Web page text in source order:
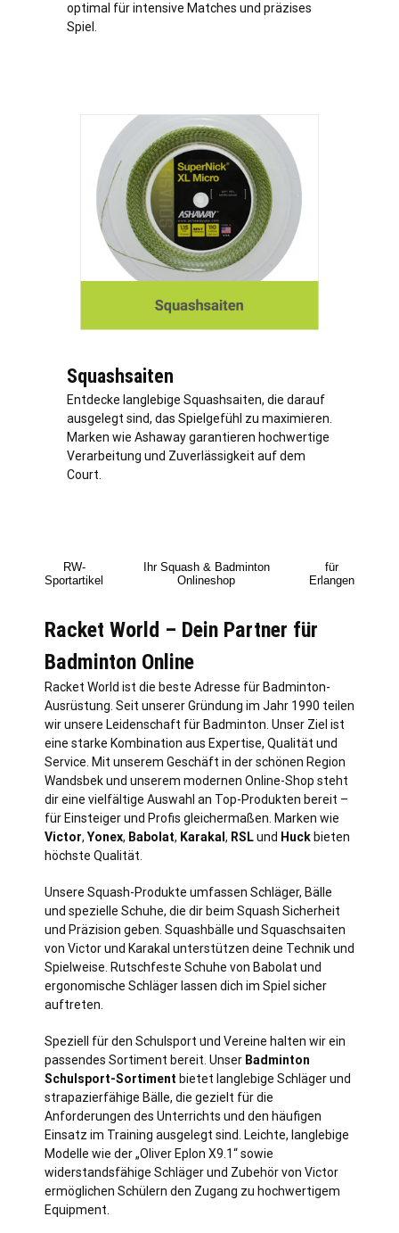
optimal für intensive Matches und präzises
Spiel.
Squashsaiten
Entdecke langlebige Squashsaiten, die darauf
ausgelegt sind, das Spielgefühl zu maximieren.
Marken wie Ashaway garantieren hochwertige
Verarbeitung und Zuverlässigkeit auf dem
Court.
RW-
Sportartikel
Ihr Squash & Badminton
Onlineshop
für
Erlangen
Racket World – Dein Partner für
Badminton Online
Racket World ist die beste Adresse für Badminton-
Ausrüstung. Seit unserer Gründung im Jahr 1990 teilen
wir unsere Leidenschaft für Badminton. Unser Ziel ist
eine starke Kombination aus Expertise, Qualität und
Service. Mit unserem Geschäft in der schönen Region
Wandsbek und unserem modernen Online-Shop steht
dir eine vielfältige Auswahl an Top-Produkten bereit –
für Einsteiger und Profis gleichermaßen. Marken wie
Victor, Yonex, Babolat, Karakal , RSLund Huck bieten
höchste Qualität.
Unsere Squash-Produkte umfassen Schläger, Bälle
und spezielle Schuhe, die dir beim Squash Sicherheit
und Präzision geben. Squashbälle und Squaschsaiten
von Victor und Karakal unterstützen deine Technik und
Spielweise. Rutschfeste Schuhe von Babolat und
ergonomische Schläger lassen dich im Spiel sicher
auftreten.
Speziell für den Schulsport und Vereine halten wir ein
passendes Sortiment bereit. Unser Badminton
Schulsport-Sortiment bietet langlebige Schläger und
strapazierfähige Bälle, die gezielt für die
Anforderungen des Unterrichts und den häufigen
Einsatz im Training ausgelegt sind. Leichte, langlebige
Modelle wie der „Oliver Eplon X9.1“ sowie
widerstandsfähige Schläger und Zubehör von Victor
ermöglichen Schülern den Zugang zu hochwertigem
Equipment.